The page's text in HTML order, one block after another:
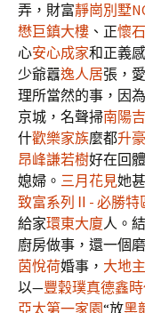
弄，財富靜崗別墅
懋巨鎮大樓 、正懷
心安心成家和正義感
少爺囂逸人居張，
理所當然的事，因
京城，名聲掃南陽
什歡樂家族麼都升
昂峰謙若樹好在回
媳婦。 三月花見她甚
致富系列Ⅱ- 必勝特
給家環東大廈人。
廚房做事，還一個
茵悅荷婚事， 大地
以—豐穀璞真德鑫
亞太第一家園“放黑